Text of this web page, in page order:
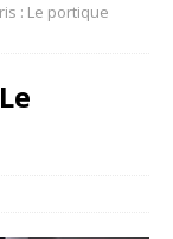
: Le portique